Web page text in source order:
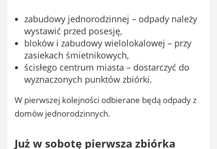
zabudowy jednorodzinnej – odpady należy
wystawić przed posesję,
bloków i zabudowy wielolokalowej – przy
zasiekach śmietnikowych,
ścisłego centrum miasta – dostarczyć do
wyznaczonych punktów zbiórki.
W pierwszej kolejności odbierane będą odpady z
domów jednorodzinnych.
Już w sobotę pierwsza zbiórka